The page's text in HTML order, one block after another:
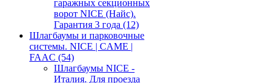
гаражных секционных
ворот NICE (Найс).
Гарантия 3 года (12)
Шлагбаумы и парковочные
системы. NICE | CAME |
FAAC (54)
Шлагбаумы NICE -
Италия. Для проезда